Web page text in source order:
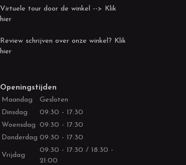
Virtuele tour door de winkel --> Klik
hier
Review schrijven over onze winkel? Klik
hier
Openingstijden
Maandag
Gesloten
Dinsdag
09:30 - 17:30
Woensdag 09:30 - 17:30
Donderdag 09:30 - 17:30
Vrijdag
09:30 - 17:30 / 18:30 -
21:00